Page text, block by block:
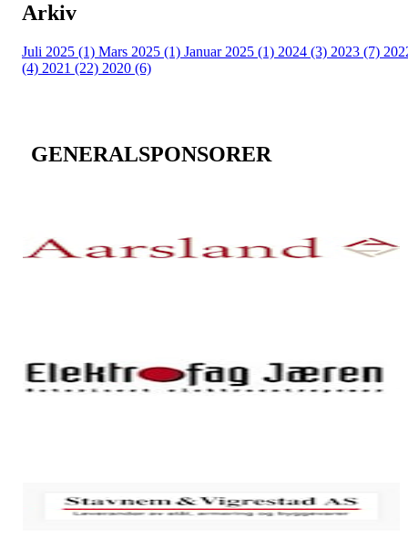
Arkiv
Juli 2025 (1) Mars 2025 (1) Januar 2025 (1) 2024 (3) 2023 (7)
(4) 2021 (22) 2020 (6)
GENERALSPONSORER